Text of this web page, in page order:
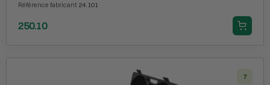
Référence fabricant 24.101
250.10
7